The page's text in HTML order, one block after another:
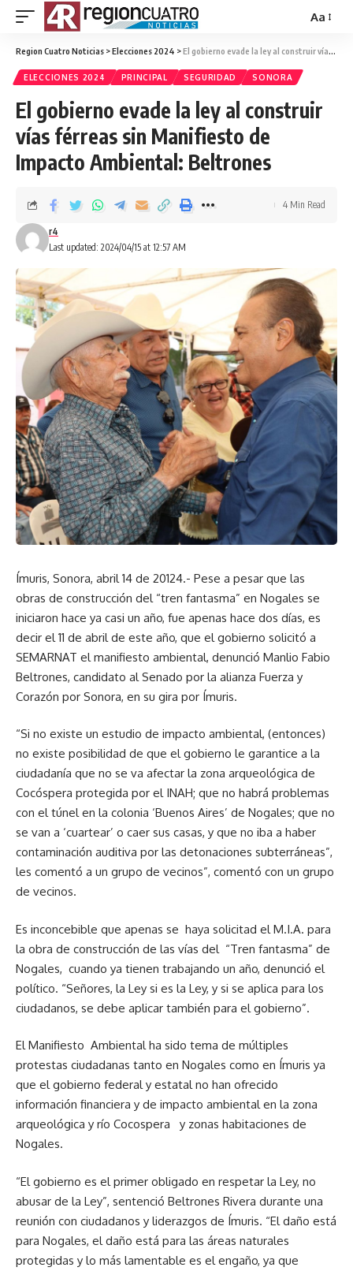
Aa
Region Cuatro Noticias >Elecciones 2024 >El gobierno evade la ley al construir vías férreas sin Manifiesto de Impacto Ambiental: Beltrones
ELECCIONES 2024 PRINCIPAL SEGURIDAD SONORA
El gobierno evade la ley al construir
vías férreas sin Manifiesto de
Impacto Ambiental: Beltrones
Last updated: 2024/04/15 at 12:57 AM
r4
4 Min Read
Ímuris, Sonora, abril 14 de 20124.- Pese a pesar que las
obras de construcción del “tren fantasma” en Nogales se
iniciaron hace ya casi un año, fue apenas hace dos días, es
decir el 11 de abril de este año, que el gobierno solicitó a
SEMARNAT el manifiesto ambiental, denunció Manlio Fabio
Beltrones, candidato al Senado por la alianza Fuerza y
Corazón por Sonora, en su gira por Ímuris.
“Si no existe un estudio de impacto ambiental, (entonces)
no existe posibilidad de que el gobierno le garantice a la
ciudadanía que no se va afectar la zona arqueológica de
Cocóspera protegida por el INAH; que no habrá problemas
con el túnel en la colonia ‘Buenos Aires’ de Nogales; que no
se van a ‘cuartear’ o caer sus casas, y que no iba a haber
contaminación auditiva por las detonaciones subterráneas”,
les comentó a un grupo de vecinos”, comentó con un grupo
de vecinos.
Es inconcebible que apenas se haya solicitad el M.I.A. para
la obra de construcción de las vías del “Tren fantasma” de
Nogales, cuando ya tienen trabajando un año, denunció el
político. “Señores, la Ley si es la Ley, y si se aplica para los
ciudadanos, se debe aplicar también para el gobierno”.
El Manifiesto Ambiental ha sido tema de múltiples
protestas ciudadanas tanto en Nogales como en Ímuris ya
que el gobierno federal y estatal no han ofrecido
información financiera y de impacto ambiental en la zona
arqueológica y río Cocospera y zonas habitaciones de
Nogales.
“El gobierno es el primer obligado en respetar la Ley, no
abusar de la Ley”, sentenció Beltrones Rivera durante una
reunión con ciudadanos y liderazgos de Ímuris. “El daño está
para Nogales, el daño está para las áreas naturales
protegidas y lo más lamentable es el engaño, ya que